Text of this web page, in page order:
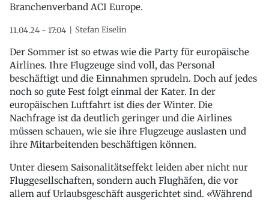
Branchenverband ACI Europe.
11.04.24 - 17:04 Stefan Eiselin
Der Sommer ist so etwas wie die Party für europäische
Airlines. Ihre Flugzeuge sind voll, das Personal
beschäftigt und die Einnahmen sprudeln. Doch auf jedes
noch so gute Fest folgt einmal der Kater. In der
europäischen Luftfahrt ist dies der Winter. Die
Nachfrage ist da deutlich geringer und die Airlines
müssen schauen, wie sie ihre Flugzeuge auslasten und
ihre Mitarbeitenden beschäftigen können.
Unter diesem Saisonalitätseffekt leiden aber nicht nur
Fluggesellschaften, sondern auch Flughäfen, die vor
allem auf Urlaubsgeschäft ausgerichtet sind. «Während